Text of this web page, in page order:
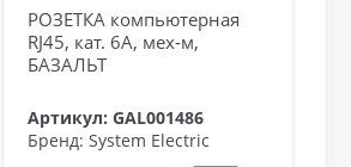
РОЗЕТКА компьютерная
RJ45, кат. 6A, мех-м,
БАЗАЛЬТ
Артикул: GAL001486
Бренд: System Electric